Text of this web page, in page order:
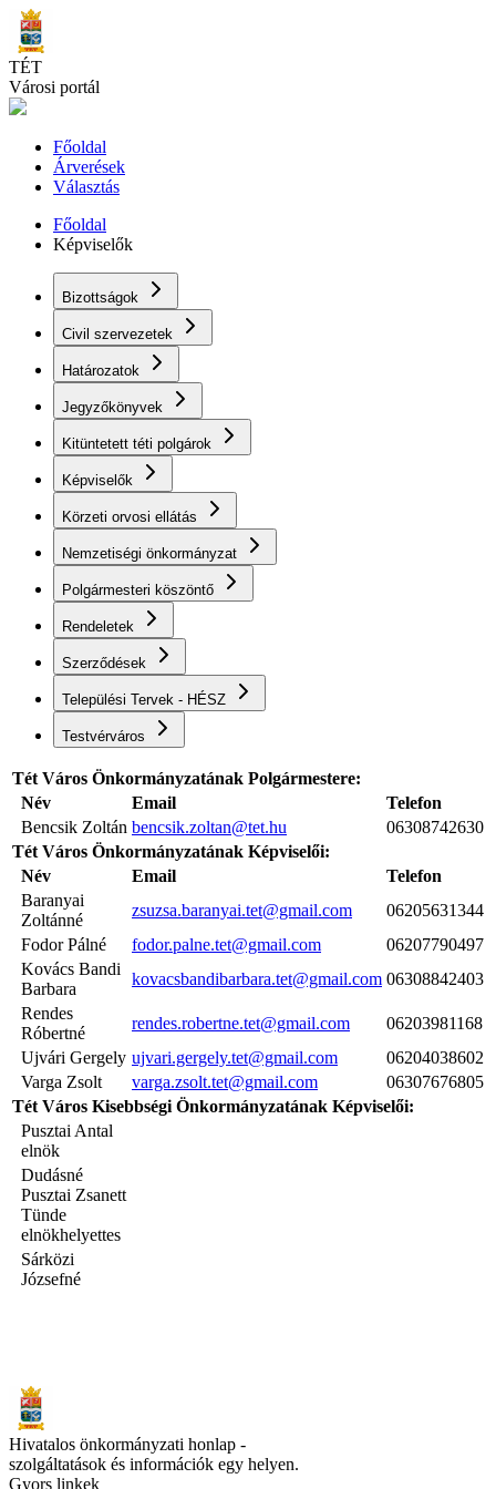
Skip
to
main
content
TÉT
Városi portál
Főoldal
Árverések
Választás
Főoldal
Képviselők
Bizottságok
Civil szervezetek
Határozatok
Jegyzőkönyvek
Kitüntetett téti polgárok
Képviselők
Körzeti orvosi ellátás
Nemzetiségi önkormányzat
Polgármesteri köszöntő
Rendeletek
Szerződések
Települési Tervek - HÉSZ
Testvérváros
Tét Város Önkormányzatának Polgármestere:
Név
Email
Telefon
Bencsik Zoltán bencsik.zoltan@tet.hu
06308742630
Tét Város Önkormányzatának Képviselői:
Név
Email
Telefon
Baranyai
Zoltánné
zsuzsa.baranyai.tet@gmail.com
06205631344
Fodor Pálné
fodor.palne.tet@gmail.com
06207790497
Kovács Bandi
Barbara
kovacsbandibarbara.tet@gmail.com 06308842403
Rendes
Róbertné
rendes.robertne.tet@gmail.com
06203981168
Ujvári Gergely ujvari.gergely.tet@gmail.com
06204038602
Varga Zsolt
varga.zsolt.tet@gmail.com
06307676805
Tét Város Kisebbségi Önkormányzatának Képviselői:
Pusztai Antal
elnök
Dudásné
Pusztai Zsanett
Tünde
elnökhelyettes
Sárközi
Józsefné
Hivatalos önkormányzati honlap -
szolgáltatások és információk egy helyen.
Gyors linkek